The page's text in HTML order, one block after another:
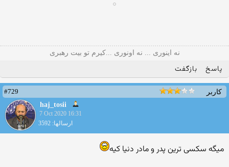
نه اینوری ... نه اونوری ...کیرم تو بیت رهبری
پاسخ بازگفت
کاربر
#729
haj_tosii
7 Oct 2020 16:31
ارسالها: 3592
میگه سکسی ترین پدر و مادر دنیا کیه